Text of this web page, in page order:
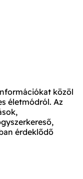
közöl
életmódról. Az
érdeklődő